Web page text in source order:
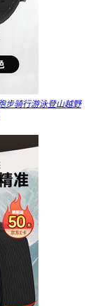
步骑行游泳登山越野